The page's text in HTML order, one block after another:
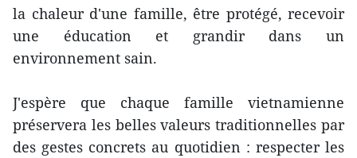
la chaleur d'une famille, être protégé, recevoir
une éducation et grandir dans un
environnement sain.
J'espère que chaque famille vietnamienne
préservera les belles valeurs traditionnelles par
des gestes concrets au quotidien : respecter les